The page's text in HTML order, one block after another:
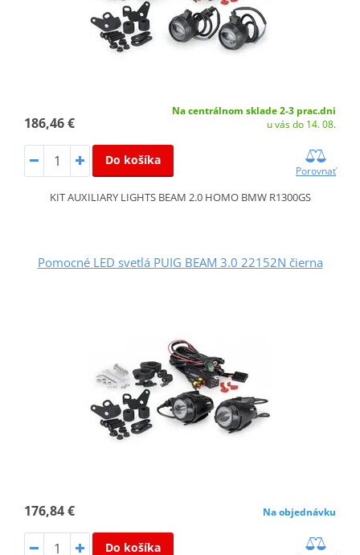
186,46 €
Na centrálnom sklade 2-3 prac.dni
u vás do 14. 08.
Do košíka
Porovnať
KIT AUXILIARY LIGHTS BEAM 2.0 HOMO BMW R1300GS
Pomocné LED svetlá PUIG BEAM 3.0 22152N čierna
176,84 € Na objednávku
Do košíka